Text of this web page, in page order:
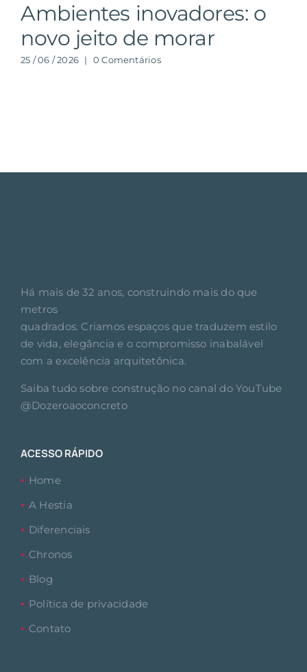
Ambientes inovadores: o
novo jeito de morar
25 / 06 / 2026 | 0 Comentários
Há mais de 32 anos, construindo mais do que
metros
quadrados. Criamos espaços que traduzem estilo
de vida, elegância e o compromisso inabalável
com a excelência arquitetônica.
Saiba tudo sobre construção no canal do YouTube
@Dozeroaoconcreto
ACESSO RÁPIDO
Home
A Hestia
Diferenciais
Chronos
Blog
Política de privacidade
Contato